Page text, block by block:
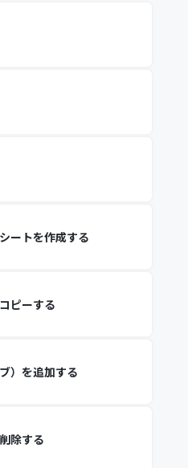
ートを作成する
ピーする
）を追加する
除する